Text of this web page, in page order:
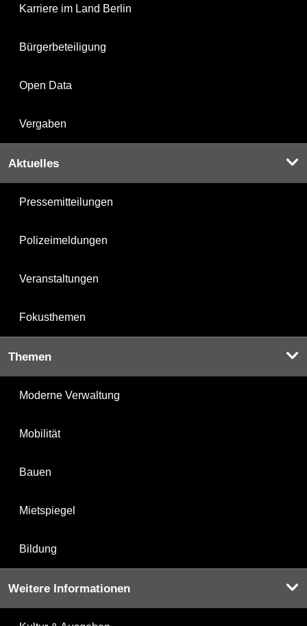
Karriere im Land Berlin
Bürgerbeteiligung
Open Data
Vergaben
Aktuelles
Pressemitteilungen
Polizeimeldungen
Veranstaltungen
Fokusthemen
Themen
Moderne Verwaltung
Mobilität
Bauen
Mietspiegel
Bildung
Weitere Informationen